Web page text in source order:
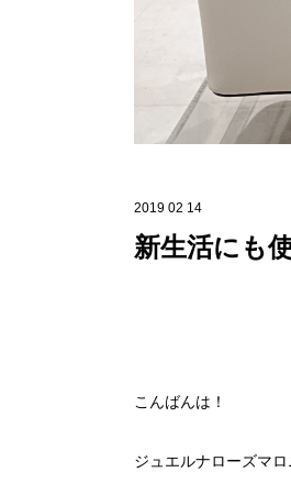
2019 02 14
新生活にも
こんばんは！
ジュエルナローズマ